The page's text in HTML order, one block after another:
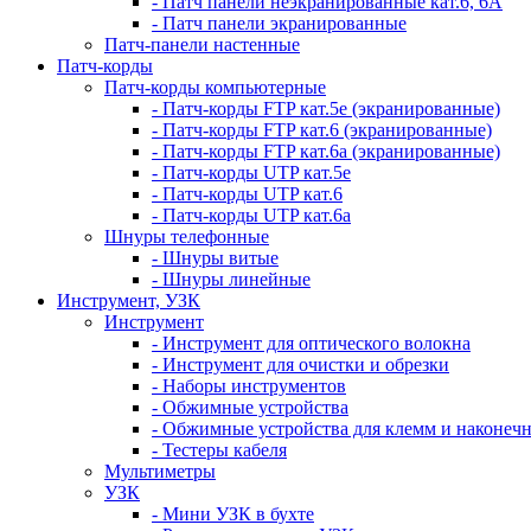
- Патч панели экранированные
Патч-панели настенные
Патч-корды
Патч-корды компьютерные
- Патч-корды FTP кат.5е (экранированные)
- Патч-корды FTP кат.6 (экранированные)
- Патч-корды FTP кат.6а (экранированные)
- Патч-корды UTP кат.5е
- Патч-корды UTP кат.6
- Патч-корды UTP кат.6а
Шнуры телефонные
- Шнуры витые
- Шнуры линейные
Инструмент, УЗК
Инструмент
- Инструмент для оптического волокна
- Инструмент для очистки и обрезки
- Наборы инструментов
- Обжимные устройства
- Обжимные устройства для клемм и
- Тестеры кабеля
Мультиметры
УЗК
- Мини УЗК в бухте